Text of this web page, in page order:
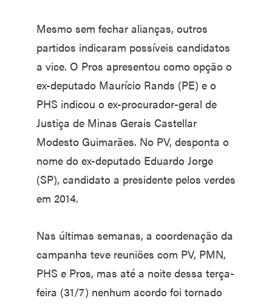
Mesmo sem fechar alianças, outros
partidos indicaram possíveis candidatos
a vice. O Pros apresentou como opção o
ex-deputado Maurício Rands (PE) e o
PHS indicou o ex-procurador-geral de
Justiça de Minas Gerais Castellar
Modesto Guimarães. No PV, desponta o
nome do ex-deputado Eduardo Jorge
(SP), candidato a presidente pelos verdes
em 2014.
Nas últimas semanas, a coordenação da
campanha teve reuniões com PV, PMN,
PHS e Pros, mas até a noite dessa terça-
feira (31/7) nenhum acordo foi tornado